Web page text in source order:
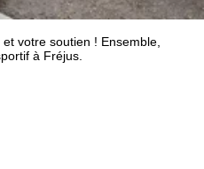
votre soutien ! Ensemble,
à Fréjus.